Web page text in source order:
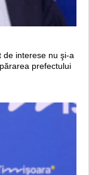
de interese nu şi-a
prefectului